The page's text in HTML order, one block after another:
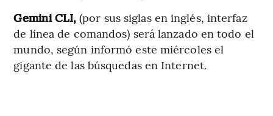
Gemini CLI, (por sus siglas en inglés, interfaz
de línea de comandos) será lanzado en todo el
mundo, según informó este miércoles el
gigante de las búsquedas en Internet.